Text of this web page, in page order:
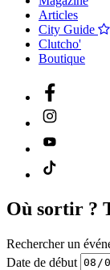
Articles
City Guide
Clutcho'
Boutique
Où sortir ?
Rechercher un
Date de début